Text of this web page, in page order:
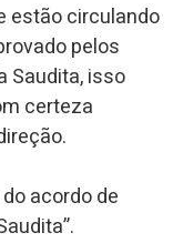
estão circulando
pelos
Saudita, isso
certeza
acordo de